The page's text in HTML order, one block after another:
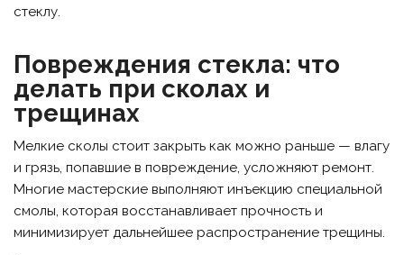
стеклу.
Повреждения стекла: что
делать при сколах и
трещинах
Мелкие сколы стоит закрыть как можно раньше — влагу
и грязь, попавшие в повреждение, усложняют ремонт.
Многие мастерские выполняют инъекцию специальной
смолы, которая восстанавливает прочность и
минимизирует дальнейшее распространение трещины.